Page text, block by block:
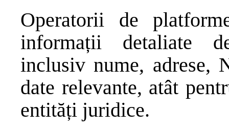
Operatorii de
informații detaliate
inclusiv nume, adrese,
date relevante, atât
entități juridice.